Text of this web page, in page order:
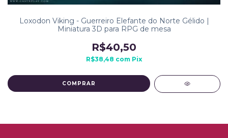
Loxodon Viking - Guerreiro Elefante do Norte Gélido |
Miniatura 3D para RPG de mesa
R$40,50
R$38,48 com Pix
COMPRAR